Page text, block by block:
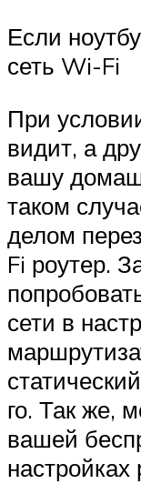
Если
сеть Wi-Fi
При
видит, а
вашу
таком
делом
Fi роутер.
сети в
го. Так же,
вашей
настройках